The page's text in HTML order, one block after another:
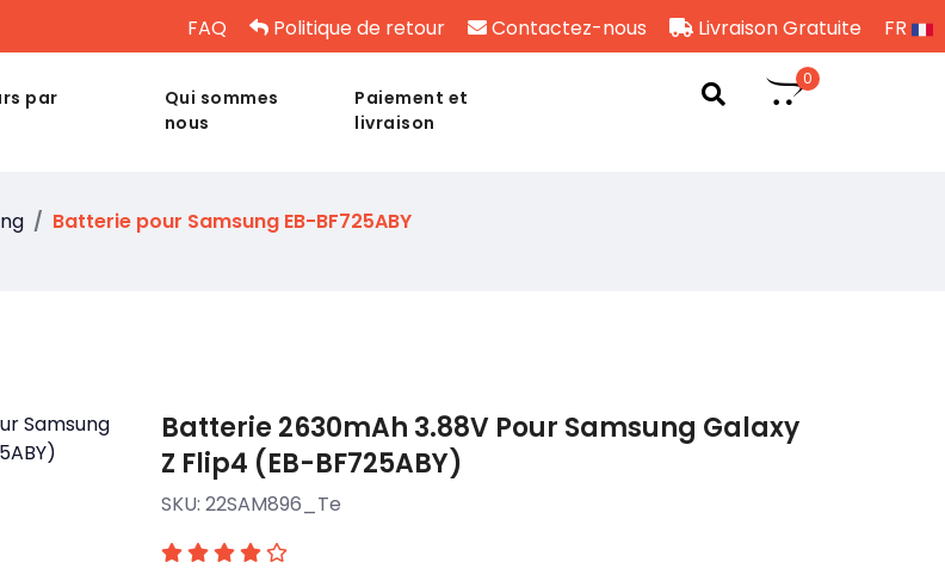
FAQ Politique de retour Contactez-nous Livraison Gratuite FR
par
Qui sommes
nous
Paiement et
livraison
0
Batterie pour Samsung EB-BF725ABY
Batterie 2630mAh 3.88V Pour Samsung Galaxy
Z Flip4 (EB-BF725ABY)
SKU: 22SAM896_Te